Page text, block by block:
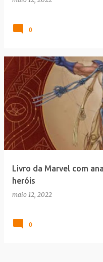
0
Livro da Marvel com
heróis
maio 12, 2022
0